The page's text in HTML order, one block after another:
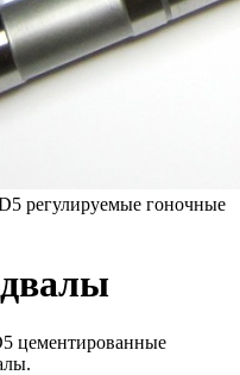
регулируемые гоночные
цементированные